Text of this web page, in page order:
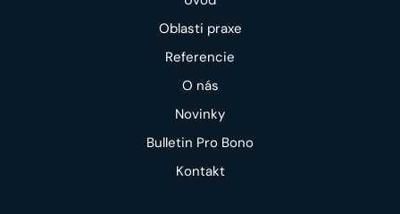
Oblasti praxe
Referencie
O nás
Novinky
Bulletin Pro Bono
Kontakt